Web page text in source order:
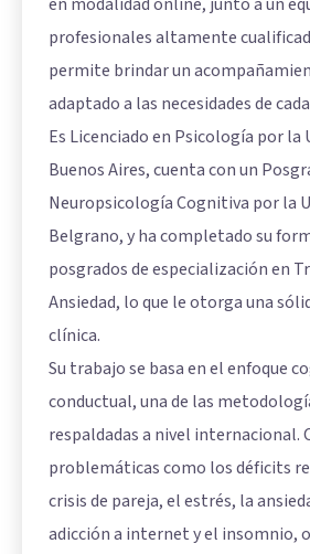
profesionales altamente
permite brindar un
adaptado a las necesidades de
Es Licenciado en Psicología por la
Buenos Aires, cuenta con un
Neuropsicología Cognitiva por la
Belgrano, y ha completado su
posgrados de especialización en
Ansiedad, lo que le otorga una
clínica.
Su trabajo se basa en el enfoque
conductual, una de las
respaldadas a nivel internacional.
problemáticas como los déficits
crisis de pareja, el estrés, la
adicción a internet y el insomnio,